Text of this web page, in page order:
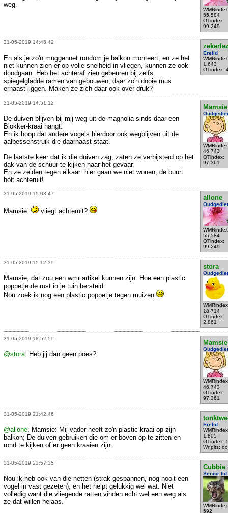
55.584
OTindex:
99.249
weg.
31-05-2019 14:46:42
Erelid
1.643
OTindex:
En als je zo'n muggennet rondom je balkon monteert, en ze het
niet kunnen zien er op volle snelheid in vliegen, kunnen ze ook
doodgaan. Heb het achteraf zien gebeuren bij zelfs
spiegelgladde ramen van gebouwen, daar zo'n dooie mus
ernaast liggen. Maken ze zich daar ook over druk?
31-05-2019 14:51:12
Mamsie
46.743
OTindex:
97.361
De duiven blijven bij mij weg uit de magnolia sinds daar een
Blokker-kraai hangt.
En ik hoop dat andere vogels hierdoor ook wegblijven uit de
aalbessenstruik die daarnaast staat.
De laatste keer dat ik die duiven zag, zaten ze verbijsterd op het
dak van de schuur te kijken naar het gevaar.
En ze zeiden tegen elkaar: hier gaan we niet wonen, de buurt
hólt achteruit!
31-05-2019 15:03:47
allone
55.584
OTindex:
99.249
Mamsie: vliegt achteruit?
31-05-2019 15:12:39
stora
18.714
OTindex:
2.861
Mamsie, dat zou een wmr artikel kunnen zijn. Hoe een plastic
poppetje de rust in je tuin hersteld.
Nou zoek ik nog een plastic poppetje tegen muizen.
31-05-2019 18:52:59
Mamsie
46.743
OTindex:
97.361
@stora: Heb jij dan geen poes?
31-05-2019 21:42:46
Erelid
1.805
OTindex:
Wnplts:
@allone: Mamsie: Mij vader heeft zo'n plastic kraai op zijn
balkon; De duiven gebruiken die om er boven op te zitten en
rond te kijken of er geen kraaien zijn.
31-05-2019 23:57:35
Cubbie
Senior lid
592
Nou ik heb ook van die netten (strak gespannen, nog nooit een
vogel in vast gezeten), en het helpt gelukkig wel wat. Niet
volledig want die vliegende ratten vinden echt wel een weg als
ze dat willen helaas.